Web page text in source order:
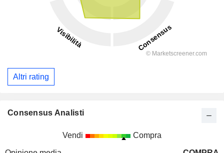
Altri rating
Consensus Analisti
Vendi Compra